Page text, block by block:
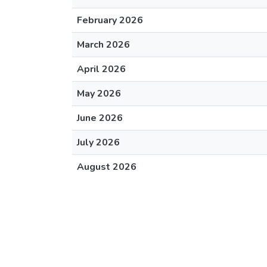
February 2026
March 2026
April 2026
May 2026
June 2026
July 2026
August 2026